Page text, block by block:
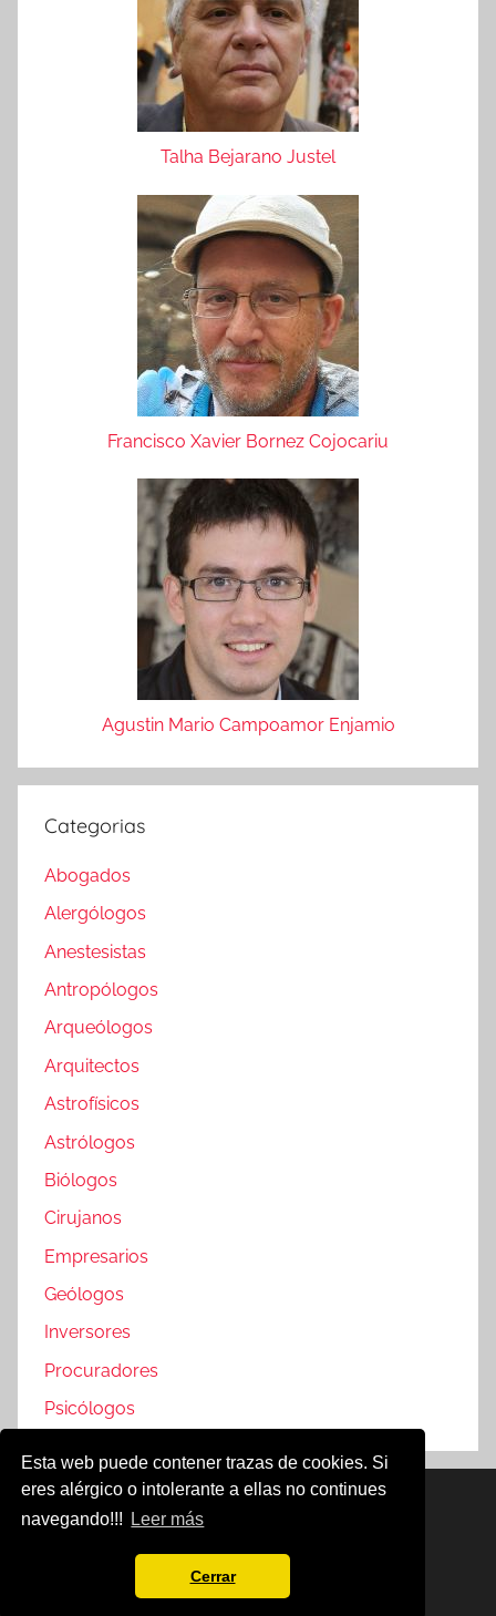
Esta web puede contener trazas de cookies. Si
eres alérgico o intolerante a ellas no continues
navegando!!!
Leer más
Cerrar
Talha Bejarano Justel
Francisco Xavier Bornez Cojocariu
Agustin Mario Campoamor Enjamio
Categorias
Abogados
Alergólogos
Anestesistas
Antropólogos
Arqueólogos
Arquitectos
Astrofísicos
Astrólogos
Biólogos
Cirujanos
Empresarios
Geólogos
Inversores
Procuradores
Psicólogos
Famosos @2019
Política de Cookies